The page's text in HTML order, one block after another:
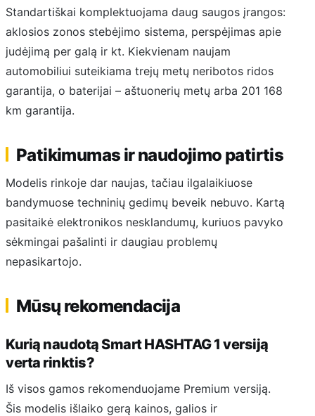
Standartiškai komplektuojama daug saugos įrangos:
aklosios zonos stebėjimo sistema, perspėjimas apie
judėjimą per galą ir kt. Kiekvienam naujam
automobiliui suteikiama trejų metų neribotos ridos
garantija, o baterijai – aštuonerių metų arba 201 168
km garantija.
Patikimumas ir naudojimo patirtis
Modelis rinkoje dar naujas, tačiau ilgalaikiuose
bandymuose techninių gedimų beveik nebuvo. Kartą
pasitaikė elektronikos nesklandumų, kuriuos pavyko
sėkmingai pašalinti ir daugiau problemų
nepasikartojo.
Mūsų rekomendacija
Kurią naudotą Smart HASHTAG 1 versiją
verta rinktis?
Iš visos gamos rekomenduojame Premium versiją.
Šis modelis išlaiko gerą kainos, galios ir